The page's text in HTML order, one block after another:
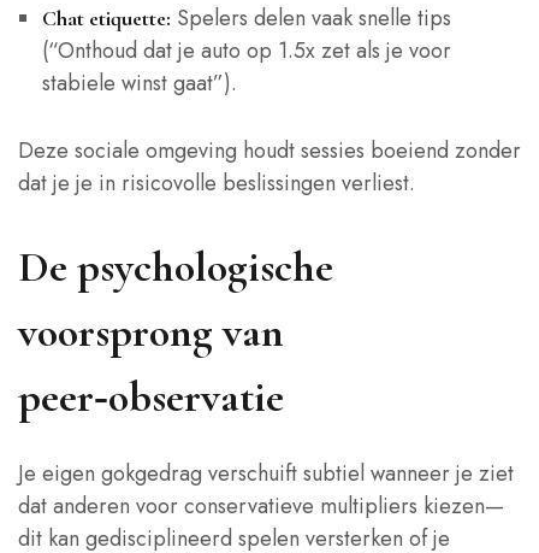
Chat etiquette: Spelers delen vaak snelle tips
(“Onthoud dat je auto op 1.5x zet als je voor
stabiele winst gaat”).
Deze sociale omgeving houdt sessies boeiend zonder
dat je je in risicovolle beslissingen verliest.
De psychologische
voorsprong van
peer‑observatie
Je eigen gokgedrag verschuift subtiel wanneer je ziet
dat anderen voor conservatieve multipliers kiezen—
dit kan gedisciplineerd spelen versterken of je